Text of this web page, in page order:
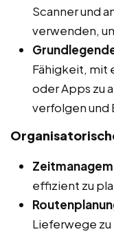
Scanner und
verwenden,
Fähigkeit, mit
oder Apps zu
verfolgen und
effizient zu
Lieferwege